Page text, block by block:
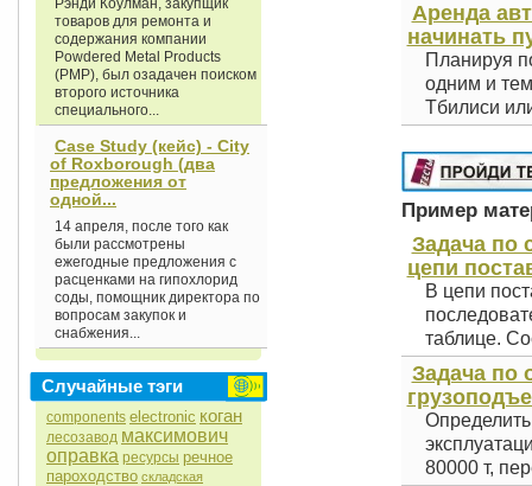
Рэнди Коулман, закупщик
товаров для ремонта и
содержания компании
Powdered Metal Products
(РМР), был озадачен поиском
второго источника
специального...
Case Study (кейс) - City
of Roxborough (два
предложения от
одной...
14 апреля, после того как
были рассмотрены
ежегодные предложения с
расценками на гипохлорид
соды, помощник директора по
вопросам закупок и
снабжения...
Случайные тэги
components electronic коган
лесозавод максимович
оправка ресурсы речное
пароходство складская
Аренда
начинать
Планируя
одним и
Тбилиси
Пример
Задача по
цепи
В цепи
таблице.
Задача по
80000 т,